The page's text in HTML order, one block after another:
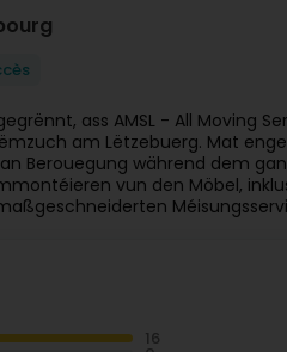
ass AMSL - All Moving
am Lëtzebuerg. Mat
Berouegung während dem
vun den Möbel,